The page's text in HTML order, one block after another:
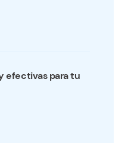
efectivas para tu